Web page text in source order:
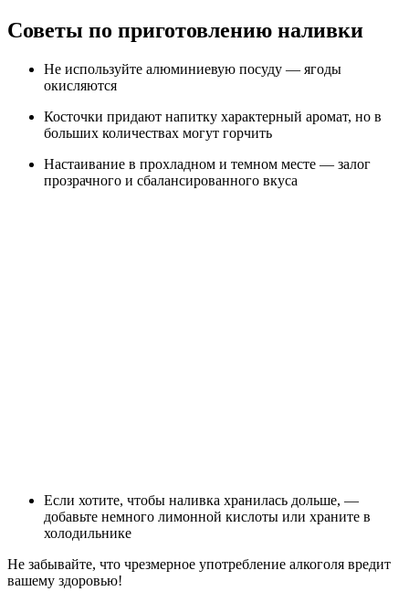
Советы по приготовлению наливки
Не используйте алюминиевую посуду — ягоды
окисляются
Косточки придают напитку характерный аромат, но в
больших количествах могут горчить
Настаивание в прохладном и темном месте — залог
прозрачного и сбалансированного вкуса
Если хотите, чтобы наливка хранилась дольше, —
добавьте немного лимонной кислоты или храните в
холодильнике
Не забывайте, что чрезмерное употребление алкоголя вредит
вашему здоровью!